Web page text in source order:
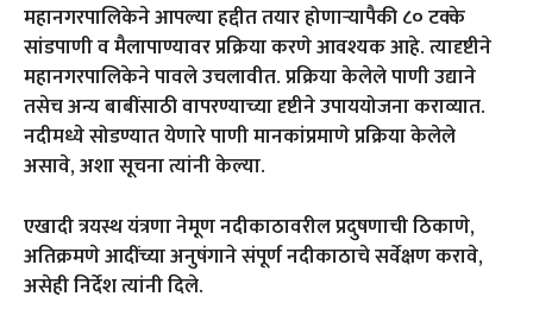
महानगरपालिकेने आपल्या हद्दीत तयार होणाऱ्यापैकी ८० टक्के
सांडपाणी व मैलापाण्यावर प्रक्रिया करणे आवश्यक आहे. त्यादृष्टीने
महानगरपालिकेने पावले उचलावीत. प्रक्रिया केलेले पाणी उद्याने
तसेच अन्य बाबींसाठी वापरण्याच्या दृष्टीने उपाययोजना कराव्यात.
नदीमध्ये सोडण्यात येणारे पाणी मानकांप्रमाणे प्रक्रिया केलेले
असावे, अशा सूचना त्यांनी केल्या.
एखादी त्रयस्थ यंत्रणा नेमूण नदीकाठावरील प्रदुषणाची ठिकाणे,
अतिक्रमणे आदींच्या अनुषंगाने संपूर्ण नदीकाठाचे सर्वेक्षण करावे,
असेही निर्देश त्यांनी दिले.